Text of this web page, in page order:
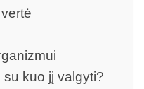
kuo jį valgyti?